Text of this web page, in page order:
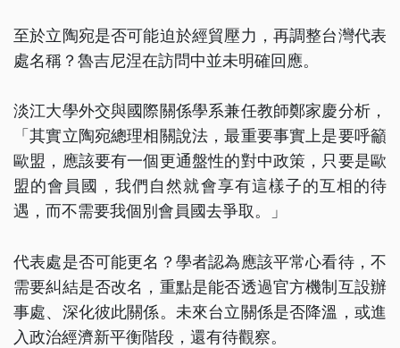
至於立陶宛是否可能迫於經貿壓力，再調整台灣代表
處名稱？魯吉尼涅在訪問中並未明確回應。
淡江大學外交與國際關係學系兼任教師鄭家慶分析，
「其實立陶宛總理相關說法，最重要事實上是要呼籲
歐盟，應該要有一個更通盤性的對中政策，只要是歐
盟的會員國，我們自然就會享有這樣子的互相的待
遇，而不需要我個別會員國去爭取。」
代表處是否可能更名？學者認為應該平常心看待，不
需要糾結是否改名，重點是能否透過官方機制互設辦
事處、深化彼此關係。未來台立關係是否降溫，或進
入政治經濟新平衡階段，還有待觀察。